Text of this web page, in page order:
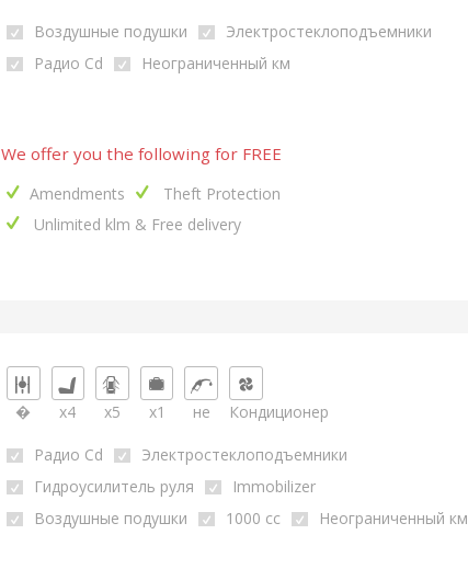
Воздушные подушки
Электростеклоподъемники
Радио Cd
Неограниченный км
We offer you the following for FREE
Amendments
Theft Protection
Unlimited klm & Free delivery
� x4 x5 x1 не Кондиционер
Радио Cd
Электростеклоподъемники
Гидроусилитель руля
Immobilizer
Воздушные подушки
1000 cc Неограниченный км